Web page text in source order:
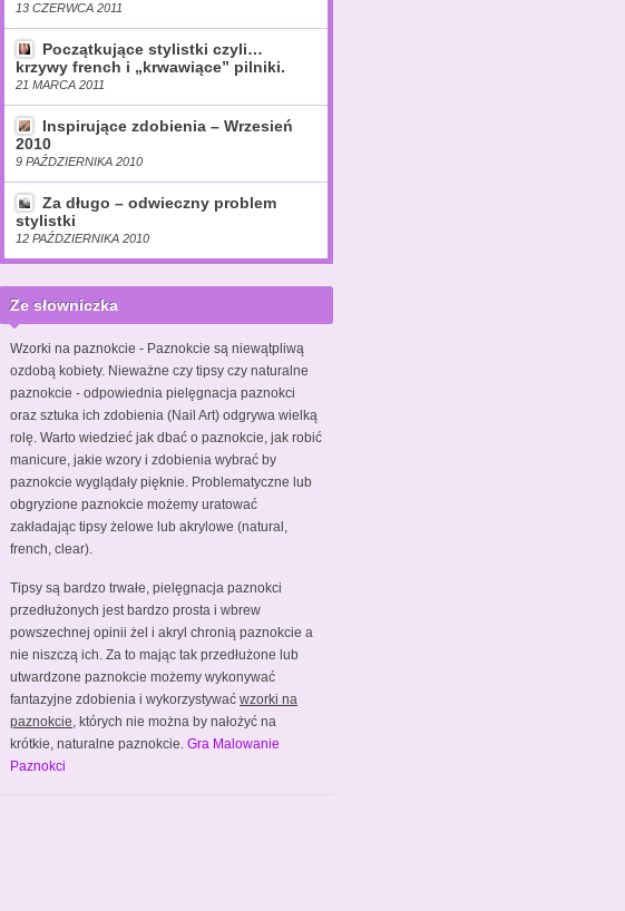
13 CZERWCA 2011
Początkujące stylistki czyli…
krzywy french i „krwawiące” pilniki.
21 MARCA 2011
Inspirujące zdobienia – Wrzesień
2010
9 PAŹDZIERNIKA 2010
Za długo – odwieczny problem
stylistki
12 PAŹDZIERNIKA 2010
Ze słowniczka
Wzorki na paznokcie - Paznokcie są niewątpliwą
ozdobą kobiety. Nieważne czy tipsy czy naturalne
paznokcie - odpowiednia pielęgnacja paznokci
oraz sztuka ich zdobienia (Nail Art) odgrywa wielką
rolę. Warto wiedzieć jak dbać o paznokcie, jak robić
manicure, jakie wzory i zdobienia wybrać by
paznokcie wyglądały pięknie. Problematyczne lub
obgryzione paznokcie możemy uratować
zakładając tipsy żelowe lub akrylowe (natural,
french, clear).
Tipsy są bardzo trwałe, pielęgnacja paznokci
przedłużonych jest bardzo prosta i wbrew
powszechnej opinii żel i akryl chronią paznokcie a
nie niszczą ich. Za to mając tak przedłużone lub
utwardzone paznokcie możemy wykonywać
fantazyjne zdobienia i wykorzystywać wzorki na
paznokcie, których nie można by nałożyć na
krótkie, naturalne paznokcie. Gra Malowanie
Paznokci